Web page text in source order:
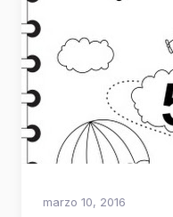
marzo 10, 2016